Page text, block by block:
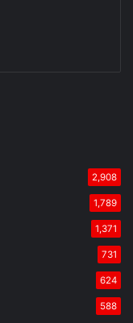
2,908
1,789
1,371
731
624
588